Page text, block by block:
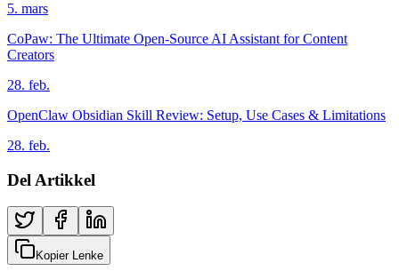
5. mars
CoPaw: The Ultimate Open-Source AI Assistant for Content
Creators
28. feb.
OpenClaw Obsidian Skill Review: Setup, Use Cases & Limitations
28. feb.
Del Artikkel
Kopier Lenke